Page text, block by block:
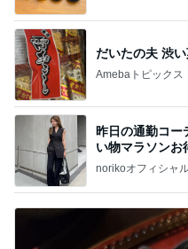
だいたの夫 渋
Amebaトピックス
昨日の通勤コー
い物マラソンお
norikoオフィシャル